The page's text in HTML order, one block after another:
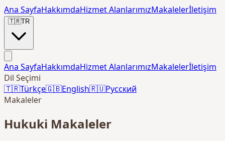
Ana SayfaHakkımdaHizmet AlanlarımızMakalelerİletişim
🇹🇷TR
Ana SayfaHakkımdaHizmet AlanlarımızMakalelerİletişim
Dil Seçimi
🇹🇷Türkçe🇬🇧English🇷🇺Русский
Makaleler
Hukuki Makaleler